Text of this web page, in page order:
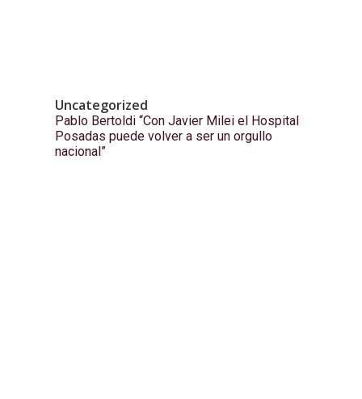
Uncategorized
Pablo Bertoldi “Con Javier Milei el Hospital
Posadas puede volver a ser un orgullo
nacional”